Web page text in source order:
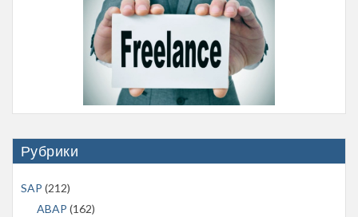
Рубрики
SAP (212)
ABAP (162)